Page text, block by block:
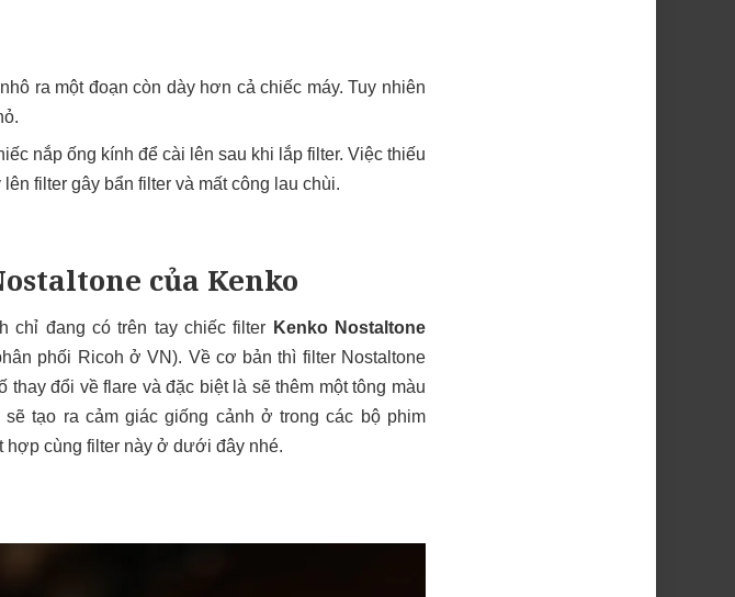
ra một đoạn còn dày hơn cả chiếc máy. Tuy nhiên
nắp ống kính để cài lên sau khi lắp filter. Việc thiếu
filter gây bẩn filter và mất công lau chùi.
của Kenko
chỉ đang có trên tay chiếc filter Kenko Nostaltone
phối Ricoh ở VN). Về cơ bản thì filter Nostaltone
đổi về flare và đặc biệt là sẽ thêm một tông màu
tạo ra cảm giác giống cảnh ở trong các bộ phim
hợp cùng filter này ở dưới đây nhé.